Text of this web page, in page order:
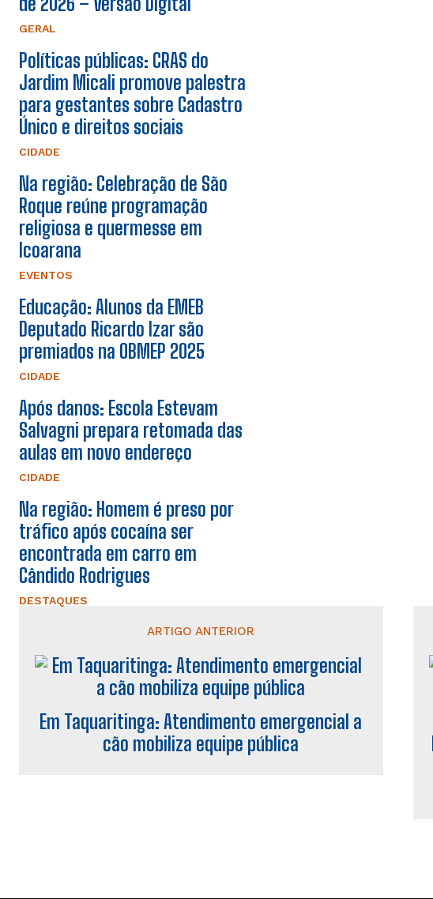
GERAL
Políticas públicas: CRAS do
Jardim Micali promove palestra
para gestantes sobre Cadastro
Único e direitos sociais
CIDADE
Na região: Celebração de São
Roque reúne programação
religiosa e quermesse em
Icoarana
EVENTOS
Educação: Alunos da EMEB
Deputado Ricardo Izar são
premiados na OBMEP 2025
CIDADE
Após danos: Escola Estevam
Salvagni prepara retomada das
aulas em novo endereço
CIDADE
Na região: Homem é preso por
tráfico após cocaína ser
encontrada em carro em
Cândido Rodrigues
DESTAQUES
ARTIGO ANTERIOR
Em Taquaritinga: Atendimento emergencial a
cão mobiliza equipe pública